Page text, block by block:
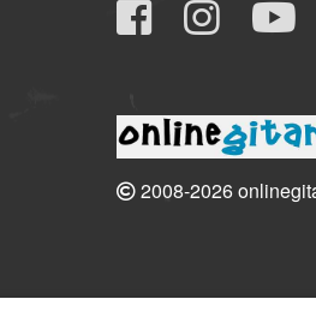
2008-2026